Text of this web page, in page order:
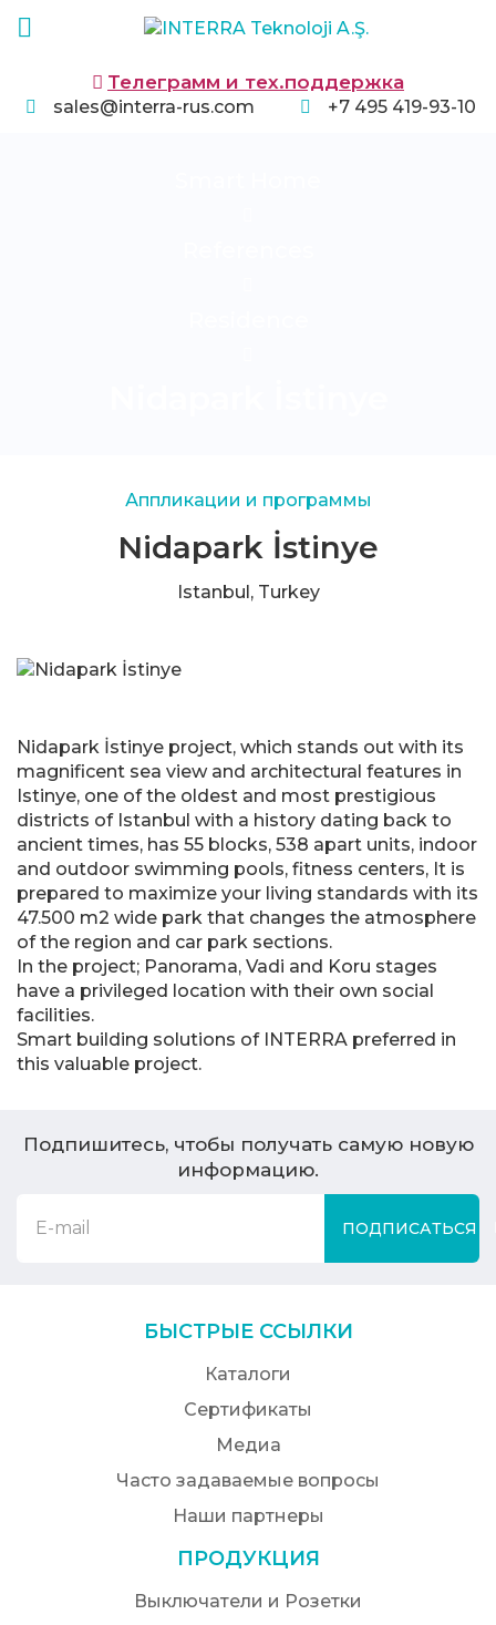
Телеграмм и тех.поддержка
sales@interra-rus.com +7 495 419-93-10
Аппликации и программы
Nidapark İstinye
Istanbul, Turkey
Nidapark İstinye project, which stands out with its
magnificent sea view and architectural features in
Istinye, one of the oldest and most prestigious
districts of Istanbul with a history dating back to
ancient times, has 55 blocks, 538 apart units, indoor
and outdoor swimming pools, fitness centers, It is
prepared to maximize your living standards with its
47.500 m2 wide park that changes the atmosphere
of the region and car park sections.
In the project; Panorama, Vadi and Koru stages
have a privileged location with their own social
facilities.
Smart building solutions of INTERRA preferred in
this valuable project.
Подпишитесь, чтобы получать самую новую
информацию.
ПОДПИСАТЬСЯ
БЫСТРЫЕ ССЫЛКИ
Каталоги
Сертификаты
Медиа
Часто задаваемые вопросы
Наши партнеры
ПРОДУКЦИЯ
Выключатели и Розетки